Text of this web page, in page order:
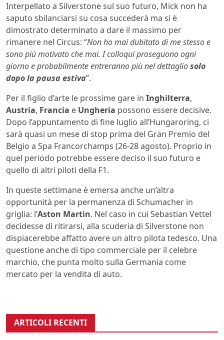
Interpellato a Silverstone sul suo futuro, Mick non ha
saputo sbilanciarsi su cosa succederà ma si è
dimostrato determinato a dare il massimo per
rimanere nel Circus: “Non ho mai dubitato di me stesso e
sono più motivato che mai. I colloqui proseguono ogni
giorno e probabilmente entreranno più nel dettagliosolo
dopo la pausa estiva”.
Per il figlio d’arte le prossime gare in Inghilterra,
Austria, Francia e Ungheria possono essere decisive.
Dopo l’appuntamento di fine luglio all’Hungaroring, ci
sarà quasi un mese di stop prima del Gran Premio del
Belgio a Spa Francorchamps (26-28 agosto). Proprio in
quel periodo potrebbe essere deciso il suo futuro e
quello di altri piloti della F1.
In queste settimane è emersa anche un’altra
opportunità per la permanenza di Schumacher in
griglia: l’Aston Martin. Nel caso in cui Sebastian Vettel
decidesse di ritirarsi, alla scuderia di Silverstone non
dispiacerebbe affatto avere un altro pilota tedesco. Una
questione anche di tipo commerciale per il celebre
marchio, che punta molto sulla Germania come
mercato per la vendita di auto.
ARTICOLI RECENTI